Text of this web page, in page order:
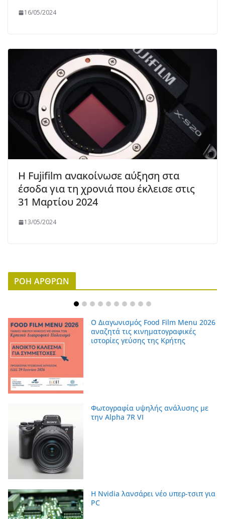
16/05/2024
Η Fujifilm ανακοίνωσε αύξηση στα
έσοδα για τη χρονιά που έκλεισε στις
31 Μαρτίου 2024
13/05/2024
ΡΟΗ ΑΡΘΡΩΝ
Ο Διαγωνισμός Food Film Menu 2026
αναζητά τις κινηματογραφικές
ιστορίες γεύσης της Κρήτης
Φωτογραφία υψηλής ανάλυσης με
την Alpha 7R VI
Η Nvidia λανσάρει νέο υπερ-τσιπ για
PC